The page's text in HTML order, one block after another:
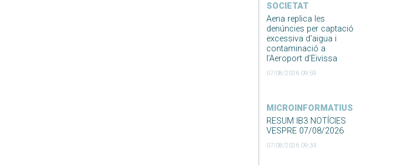
SOCIETAT
Aena replica les
denúncies per captació
excessiva d’aigua i
contaminació a
l’Aeroport d’Eivissa
07/08/2026 09:59
MICROINFORMATIUS
RESUM IB3 NOTÍCIES
VESPRE 07/08/2026
07/08/2026 09:34